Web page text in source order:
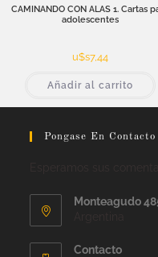
CAMINANDO CON ALAS 1. Cartas
adolescentes
u$s7,44
Añadir al carrito
Pongase En Contacto
Monteagudo
Contacto